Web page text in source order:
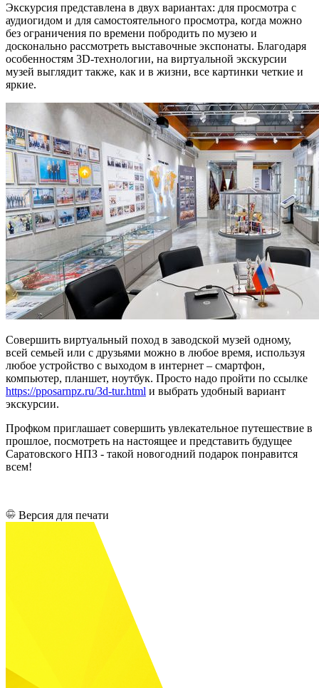
Экскурсия представлена в двух вариантах: для просмотра с
аудиогидом и для самостоятельного просмотра, когда можно
без ограничения по времени побродить по музею и
досконально рассмотреть выставочные экспонаты. Благодаря
особенностям 3D-технологии, на виртуальной экскурсии
музей выглядит также, как и в жизни, все картинки четкие и
яркие.
Совершить виртуальный поход в заводской музей одному,
всей семьей или с друзьями можно в любое время, используя
любое устройство с выходом в интернет – смартфон,
компьютер, планшет, ноутбук. Просто надо пройти по ссылке
https://pposarnpz.ru/3d-tur.html и выбрать удобный вариант
экскурсии.
Профком приглашает совершить увлекательное путешествие в
прошлое, посмотреть на настоящее и представить будущее
Саратовского НПЗ - такой новогодний подарок понравится
всем!
Версия для печати